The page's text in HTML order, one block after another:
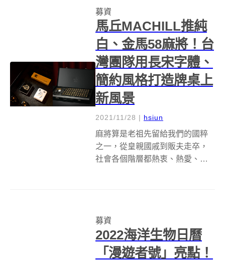
引進《小白世紀》、《割喉冒險
隊》、《骰子工...
募資
馬丘MACHILL推純
白、金馬58麻將！台
灣團隊用長宋字體、
簡約風格打造牌桌上
新風景
2021/11/28 | hsiun
麻將算是老祖先留給我們的國粹
之一，從皇親國戚到販夫走卒，
社會各個階層都熱衷、熱愛、熱
情，推出以極簡設計為主的新麻
將馬...
募資
2022海洋生物日曆
「漫遊者號」亮點！